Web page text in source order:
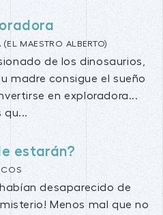
(EL MAESTRO ALBERTO)
de los dinosaurios,
madre consigue el sueño
en exploradora...
qu...
estarán?
desaparecido de
Menos mal que no